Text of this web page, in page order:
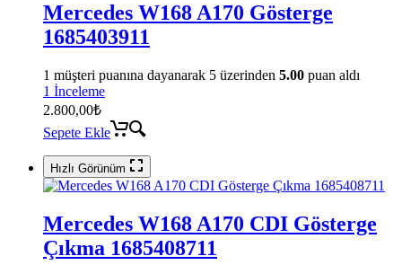
Mercedes W168 A170 Gösterge
1685403911
1 müşteri puanına dayanarak 5 üzerinden 5.00 puan aldı
1 İnceleme
2.800,00₺
Sepete Ekle
Hızlı Görünüm
Mercedes W168 A170 CDI Gösterge
Çıkma 1685408711